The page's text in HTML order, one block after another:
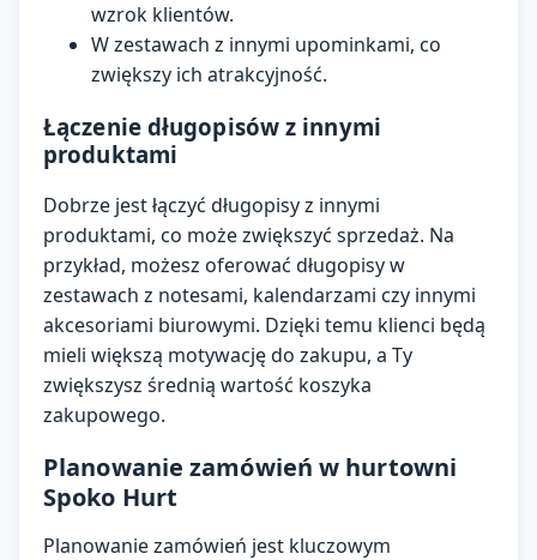
wzrok klientów.
W zestawach z innymi upominkami, co
zwiększy ich atrakcyjność.
Łączenie długopisów z innymi
produktami
Dobrze jest łączyć długopisy z innymi
produktami, co może zwiększyć sprzedaż. Na
przykład, możesz oferować długopisy w
zestawach z notesami, kalendarzami czy innymi
akcesoriami biurowymi. Dzięki temu klienci będą
mieli większą motywację do zakupu, a Ty
zwiększysz średnią wartość koszyka
zakupowego.
Planowanie zamówień w hurtowni
Spoko Hurt
Planowanie zamówień jest kluczowym